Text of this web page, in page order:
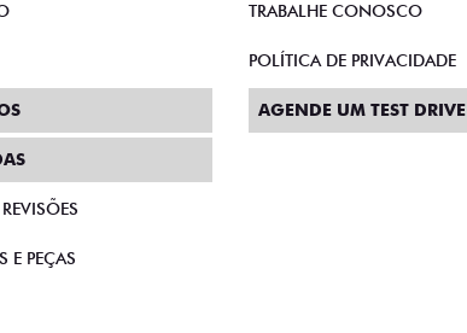
E PEÇAS
TRABALHE CONOSCO
POLÍTICA DE PRIVACIDADE
AGENDE UM TEST DRIVE